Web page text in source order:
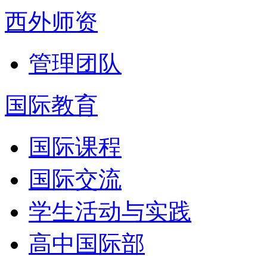
西外师资
管理团队
国际教育
国际课程
国际交流
学生活动与实践
高中国际部